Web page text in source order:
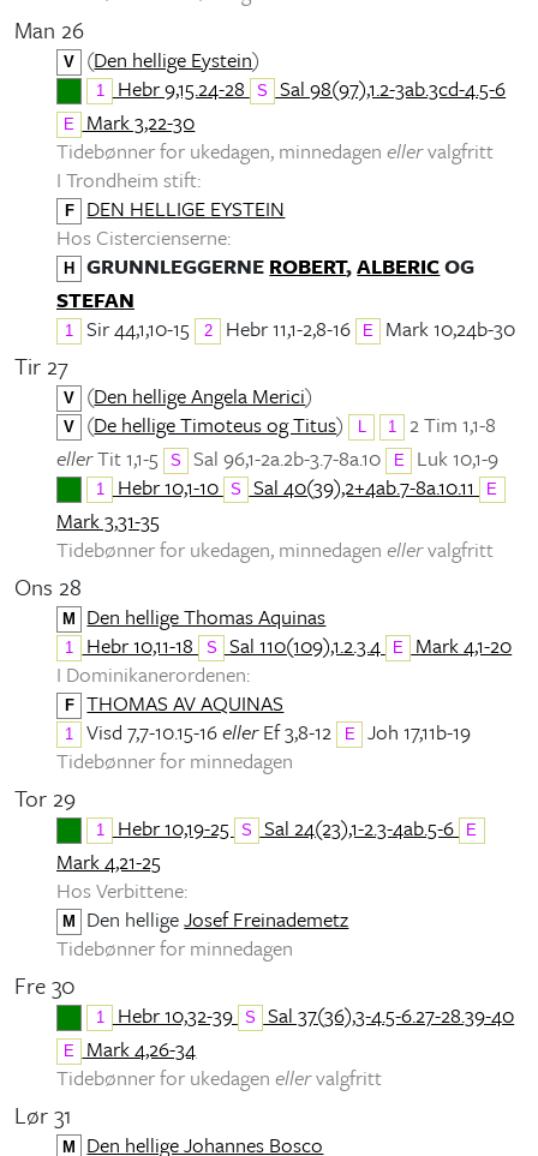
Man 26
V (Den hellige Eystein)
1 Hebr 9,15.24-28 S Sal 98(97),1.2-3ab.3cd-4.5-6
E
Mark 3,22-30
Tidebønner for ukedagen, minnedagen ellervalgfritt
I Trondheim stift:
F
DEN HELLIGE EYSTEIN
Hos Cistercienserne:
H GRUNNLEGGERNE ROBERT,ALBERICOG
STEFAN
1 Sir 44,1,10-15 2 Hebr 11,1-2,8-16 E Mark 10,24b-30
Tir 27
V (Den hellige Angela Merici)
V (De hellige Timoteus og Titus) L 1
2 Tim 1,1-8
ellerTit 1,1-5 S Sal 96,1-2a.2b-3.7-8a.10 E Luk 10,1-9
1 Hebr 10,1-10 S Sal 40(39),2+4ab.7-8a.10.11 E
Mark 3,31-35
Tidebønner for ukedagen, minnedagen ellervalgfritt
Ons 28
M Den hellige Thomas Aquinas
1 Hebr 10,11-18 S Sal 110(109),1.2.3.4 E
Mark 4,1-20
I Dominikanerordenen:
F THOMAS AV AQUINAS
1 Visd 7,7-10.15-16ellerEf 3,8-12 E Joh 17,11b-19
Tidebønner for minnedagen
Tor 29
1 Hebr 10,19-25 S Sal 24(23),1-2.3-4ab.5-6 E
Mark 4,21-25
Hos Verbittene:
M Den helligeJosef Freinademetz
Tidebønner for minnedagen
Fre 30
1 Hebr 10,32-39 S Sal 37(36),3-4.5-6.27-28.39-40
E
Mark 4,26-34
Tidebønner for ukedagen ellervalgfritt
Lør 31
M Den hellige Johannes Bosco